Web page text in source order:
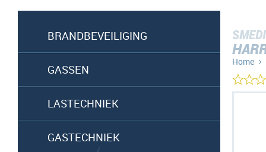
BRANDBEVEILIGING
GASSEN
LASTECHNIEK
GASTECHNIEK
Home
Ga